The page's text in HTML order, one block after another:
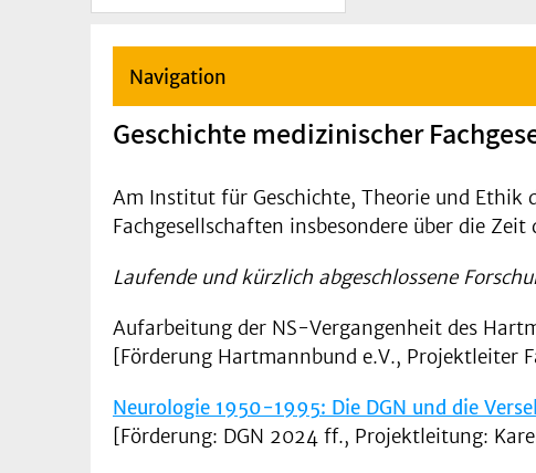
Navigation
Geschichte medizinischer
Am Institut für Geschichte, Theorie und
Fachgesellschaften insbesondere über die
Laufende und kürzlich abgeschlossene
Aufarbeitung der NS-Vergangenheit des
[Förderung Hartmannbund e.V., Projektleiter
Neurologie 1950-1995: Die DGN und die
[Förderung: DGN 2024 ff., Projektleitung: